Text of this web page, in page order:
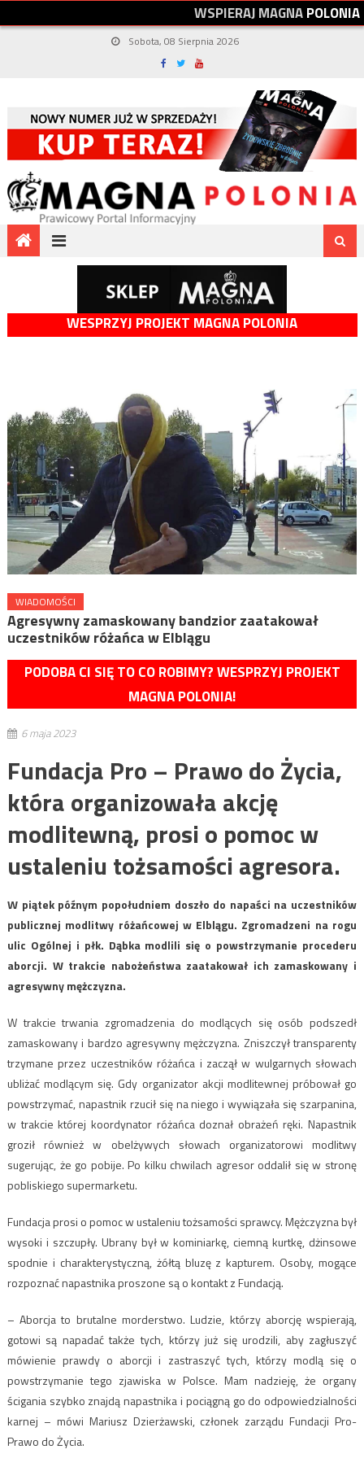
WSPIERAJMAGNAPOLONIA
Sobota, 08 Sierpnia 2026
WESPRZYJ PROJEKT MAGNA POLONIA
WIADOMOŚCI
Agresywny zamaskowany bandzior zaatakował
uczestników różańca w Elblągu
PODOBA CI SIĘ TO CO ROBIMY? WESPRZYJ PROJEKT
MAGNA POLONIA!
6 maja 2023
Fundacja Pro – Prawo do Życia,
która organizowała akcję
modlitewną, prosi o pomoc w
ustaleniu tożsamości agresora.
W piątek późnym popołudniem doszło do napaści na uczestników
publicznej modlitwy różańcowej w Elblągu. Zgromadzeni na rogu
ulic Ogólnej i płk. Dąbka modlili się o powstrzymanie procederu
aborcji. W trakcie nabożeństwa zaatakował ich zamaskowany i
agresywny mężczyzna.
W trakcie trwania zgromadzenia do modlących się osób podszedł
zamaskowany i bardzo agresywny mężczyzna. Zniszczył transparenty
trzymane przez uczestników różańca i zaczął w wulgarnych słowach
ubliżać modlącym się. Gdy organizator akcji modlitewnej próbował go
powstrzymać, napastnik rzucił się na niego i wywiązała się szarpanina,
w trakcie której koordynator różańca doznał obrażeń ręki. Napastnik
groził również w obelżywych słowach organizatorowi modlitwy
sugerując, że go pobije. Po kilku chwilach agresor oddalił się w stronę
pobliskiego supermarketu.
Fundacja prosi o pomoc w ustaleniu tożsamości sprawcy. Mężczyzna był
wysoki i szczupły. Ubrany był w kominiarkę, ciemną kurtkę, dżinsowe
spodnie i charakterystyczną, żółtą bluzę z kapturem. Osoby, mogące
rozpoznać napastnika proszone są o kontakt z Fundacją.
– Aborcja to brutalne morderstwo. Ludzie, którzy aborcję wspierają,
gotowi są napadać także tych, którzy już się urodzili, aby zagłuszyć
mówienie prawdy o aborcji i zastraszyć tych, którzy modlą się o
powstrzymanie tego zjawiska w Polsce. Mam nadzieję, że organy
ścigania szybko znajdą napastnika i pociągną go do odpowiedzialności
karnej – mówi Mariusz Dzierżawski, członek zarządu Fundacji Pro-
Prawo do Życia.